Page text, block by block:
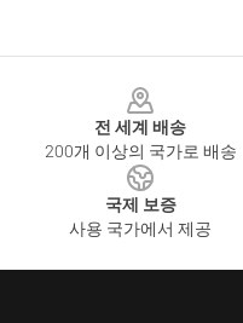
전 세계 배송
200개 이상의 국가로 배송
국제 보증
사용 국가에서 제공